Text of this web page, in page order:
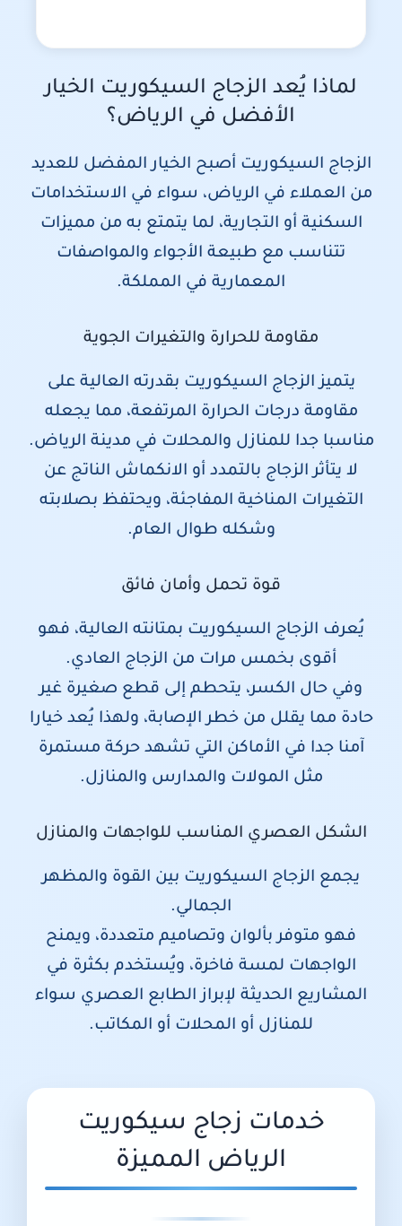
لماذا يُعد الزجاج السيكوريت الخيار
الأفضل في الرياض؟
الزجاج السيكوريت أصبح الخيار المفضل للعديد
من العملاء في الرياض، سواء في الاستخدامات
السكنية أو التجارية، لما يتمتع به من مميزات
تتناسب مع طبيعة الأجواء والمواصفات
المعمارية في المملكة.
مقاومة للحرارة والتغيرات الجوية
يتميز الزجاج السيكوريت بقدرته العالية على
مقاومة درجات الحرارة المرتفعة، مما يجعله
مناسبا جدا للمنازل والمحلات في مدينة الرياض.
لا يتأثر الزجاج بالتمدد أو الانكماش الناتج عن
التغيرات المناخية المفاجئة، ويحتفظ بصلابته
وشكله طوال العام.
قوة تحمل وأمان فائق
يُعرف الزجاج السيكوريت بمتانته العالية، فهو
أقوى بخمس مرات من الزجاج العادي.
وفي حال الكسر، يتحطم إلى قطع صغيرة غير
حادة مما يقلل من خطر الإصابة، ولهذا يُعد خيارا
آمنا جدا في الأماكن التي تشهد حركة مستمرة
مثل المولات والمدارس والمنازل.
الشكل العصري المناسب للواجهات والمنازل
يجمع الزجاج السيكوريت بين القوة والمظهر
الجمالي.
فهو متوفر بألوان وتصاميم متعددة، ويمنح
الواجهات لمسة فاخرة، ويُستخدم بكثرة في
المشاريع الحديثة لإبراز الطابع العصري سواء
للمنازل أو المحلات أو المكاتب.
خدمات زجاج سيكوريت
الرياض المميزة